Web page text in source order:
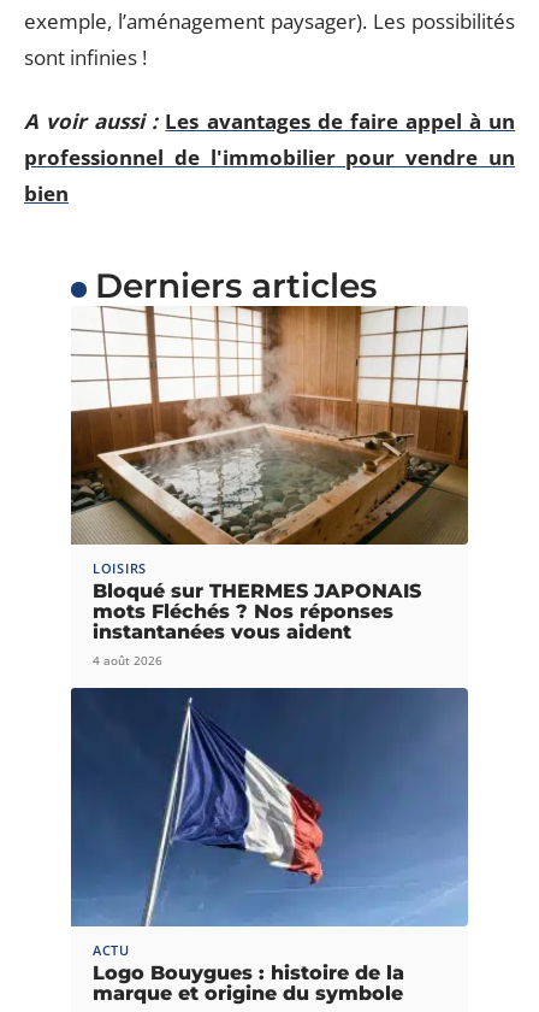
exemple, l’aménagement paysager). Les possibilités
sont infinies !
A voir aussi : Les avantages de faire appel à un
professionnel de l'immobilier pour vendre un
bien
Derniers articles
LOISIRS
Bloqué sur THERMES JAPONAIS
mots Fléchés ? Nos réponses
instantanées vous aident
4 août 2026
ACTU
Logo Bouygues : histoire de la
marque et origine du symbole